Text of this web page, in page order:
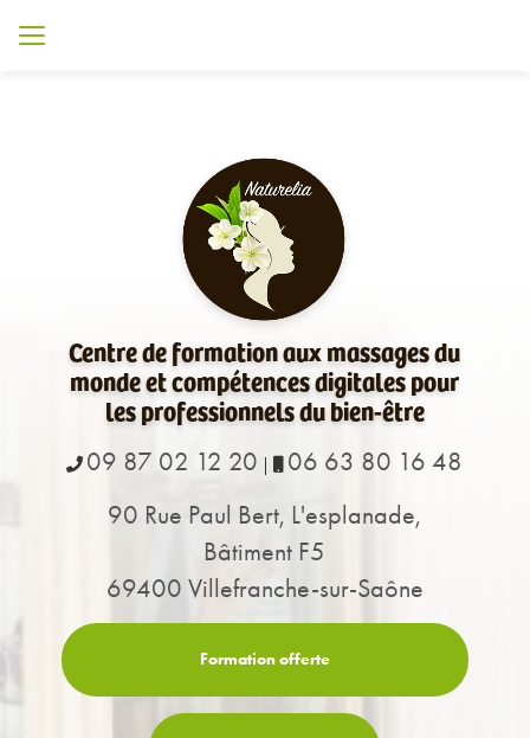
Centre de formation aux massages du
monde et compétences digitales pour
les professionnels du bien-être
09 87 02 12 20
06 63 80 16 48
90 Rue Paul Bert, L'esplanade,
Bâtiment F5
69400 Villefranche-sur-Saône
Formation offerte